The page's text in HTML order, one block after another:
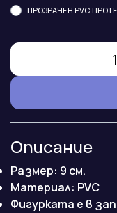
ПРОЗРАЧЕН PVC
Описание
Размер: 9 см.
Maтериал: PVC
Фигурката е в